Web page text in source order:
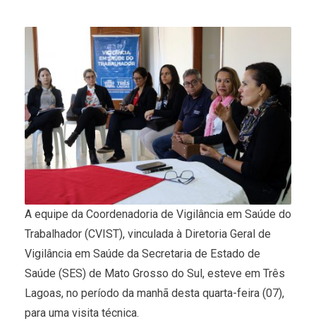
A equipe da Coordenadoria de Vigilância em Saúde do
Trabalhador (CVIST), vinculada à Diretoria Geral de
Vigilância em Saúde da Secretaria de Estado de
Saúde (SES) de Mato Grosso do Sul, esteve em Três
Lagoas, no período da manhã desta quarta-feira (07),
para uma visita técnica.